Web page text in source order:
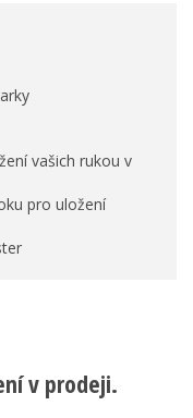
vašich rukou v
pro uložení
v prodeji.